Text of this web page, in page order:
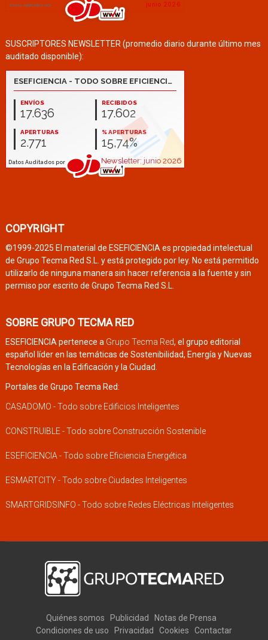
SUSCRIPTORES NEWSLETTER (promedio diario durante último mes
auditado disponible):
COPYRIGHT
©1999-2025 El material de ESEFICIENCIA es propiedad intelectual
de Grupo Tecma Red S.L. y está protegido por ley. No está permitido
utilizarlo de ninguna manera sin hacer referencia a la fuente y sin
permiso por escrito de Grupo Tecma Red S.L.
SOBRE GRUPO TECMA RED
ESEFICIENCIA pertenece a Grupo Tecma Red, el grupo editorial
español líder en las temáticas de Sostenibilidad, Energía y Nuevas
Tecnologías en la Edificación y la Ciudad.
Portales de Grupo Tecma Red:
CASADOMO - Todo sobre Edificios Inteligentes
CONSTRUIBLE - Todo sobre Construcción Sostenible
ESEFICIENCIA - Todo sobre Eficiencia Energética
ESMARTCITY - Todo sobre Ciudades Inteligentes
SMARTGRIDSINFO - Todo sobre Redes Eléctricas Inteligentes
Quiénes somos Publicidad
Notas de Prensa
Condiciones de uso
Privacidad Cookies Contactar